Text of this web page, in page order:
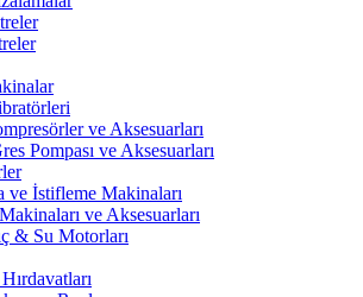
ve Aksesuarları
Pompası ve Aksesuarları
ve İstifleme Makinaları
ve Aksesuarları
& Su Motorları